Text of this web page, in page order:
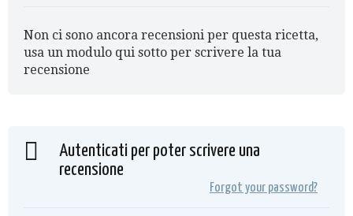
Non ci sono ancora recensioni per questa ricetta,
usa un modulo qui sotto per scrivere la tua
recensione
Autenticati per poter scrivere una
recensione
Forgot your password?